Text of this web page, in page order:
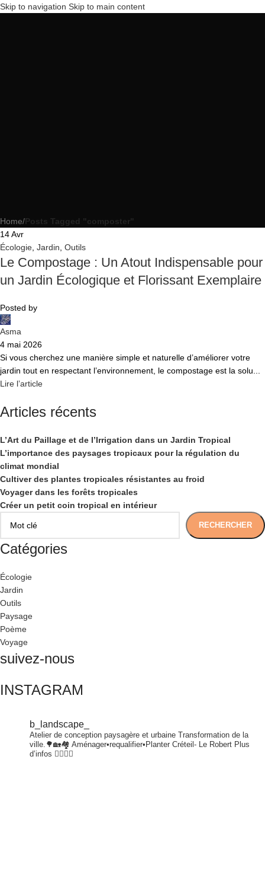
Skip to navigation Skip to main content
Home/Posts Tagged "composter"
14Avr
Écologie Jardin Outils
Le Compostage : Un Atout Indispensable pour
un Jardin Écologique et Florissant Exemplaire
Posted by
Asma
4 mai 2026
Si vous cherchez une manière simple et naturelle d’améliorer votre
jardin tout en respectant l’environnement, le compostage est la solu...
Lire l’article
Articles récents
L’Art du Paillage et de l’Irrigation dans un Jardin Tropical
L’importance des paysages tropicaux pour la régulation du
climat mondial
Cultiver des plantes tropicales résistantes au froid
Voyager dans les forêts tropicales
Créer un petit coin tropical en intérieur
RECHERCHER
Catégories
Écologie
Jardin
Outils
Paysage
Poème
Voyage
suivez-nous
INSTAGRAM
b_landscape_
Atelier de conception paysagère et urbaine Transformation de la
ville.🌳🏡🏘 Aménager•requalifier•Planter Créteil- Le Robert Plus
d’infos 👇🏾👇🏾